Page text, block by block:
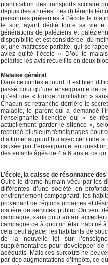
planification des transports scolaire
depuis des années. Les différents
personnes présentes à l’école le
le soir, ayant dédié toute sa vie et
générations de paléziens et
disponibilité et est considérée, du
or, une maîtresse parfaite, qui se
aviez quitté l’école ». D’où le
polarise les avis recueillis en deux
Malaise général
Dans ce contexte lourd, il est bien
passé pour qu’une enseignante de
qu’est une « lourde humiliation »
Chacun se retranche derrière le
maladie, le parent qui a demandé
l’enseignante licenciée qui « se
actuellement garder le silence »,
recoupé plusieurs témoignages pour
d’affirmer aujourd’hui avec certitude
causée par l’enseignante en
des enfants âgés de 4 à 6 ans et ce
L’école, la caisse de résonnance
Outre le drame humain vécu par les
différentes d’une société en
environnement campagnard, les
provenant de régions urbaines et
matière de services public. On veut
campagne, sans pour autant
campagne ce à quoi on était habitué
cela peut agacer les habitants de
de la nouvelle loi sur
supplémentaires pour développer de
adéquats. Mais ces surcoûts ne
par des augmentations d’impôts, ce